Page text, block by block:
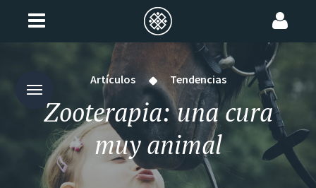
Artículos Tendencias
Zooterapia: una cura
muy animal